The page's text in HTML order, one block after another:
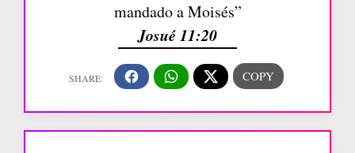
mandado a Moisés”
Josué 11:20